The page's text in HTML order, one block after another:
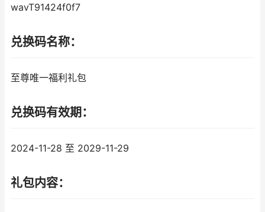
wavT91424f0f7
兑换码名称：
至尊唯一福利礼包
兑换码有效期：
2024-11-28 至 2029-11-29
礼包内容：